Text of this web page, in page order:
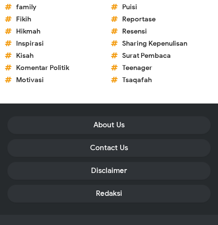
family
Fikih
Hikmah
Inspirasi
Kisah
Komentar Politik
Motivasi
Puisi
Reportase
Resensi
Sharing Kepenulisan
Surat Pembaca
Teenager
Tsaqafah
About Us
Contact Us
Disclaimer
Redaksi